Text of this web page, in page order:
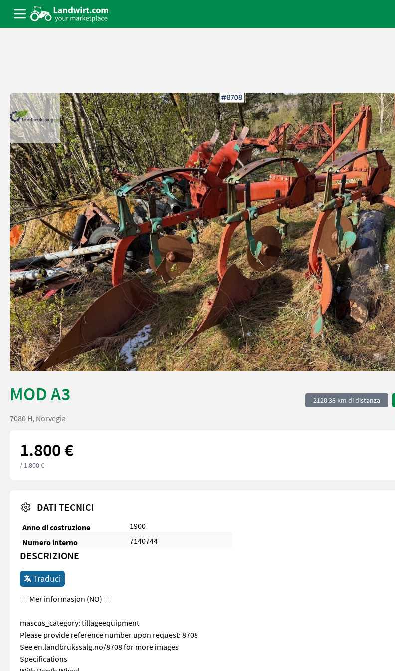
MOD A3 2120.38 km di distanza
7080 H, Norvegia
1.800 €
/ 1.800 €
DATI TECNICI
Anno di costruzione
1900
Numero interno
7140744
DESCRIZIONE
Traduci
== Mer informasjon (NO) ==
mascus_category: tillageequipment
Please provide reference number upon request: 8708
See en.landbrukssalg.no/8708 for more images
Specifications